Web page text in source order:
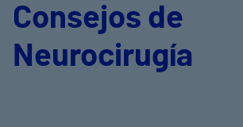
Consejos de
Neurocirugía